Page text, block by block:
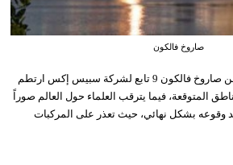
صاروخ فالكون
يُعتقد أن جزءاً ضخماً تائهاً من صاروخ فالكون 9 تابع لشركة سبيس إكس ارتطم
المتوقعة، فيما يترقب العلماء حول العالم صوراً
وقوعه بشكل نهائي، حيث تعذر على المركبات